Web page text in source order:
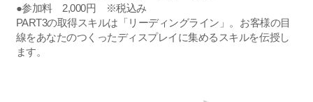
●参加料 2,000円 ※税込み
PART3の取得スキルは「リーディングライン」。お客様の目
線をあなたのつくったディスプレイに集めるスキルを伝授し
ます。